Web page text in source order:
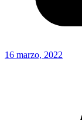
16 marzo, 2022